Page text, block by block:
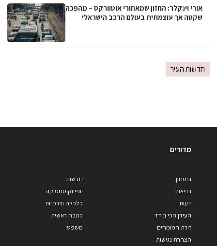
אורי וינקלר: החזון שמאחורי אוטוורקס – מהפכה
שקטה אך עוצמתית בעולם הרכב הישראלי
חדשות העיר
מדורים
ביטחון
בריאות
דעות
העידן הכי בודד
זירת המומחים
הצהרת נגישות
חדשות
יופי וקוסמטיקה
כלכלה וצרכנות
כתבה ראשית
משפטי